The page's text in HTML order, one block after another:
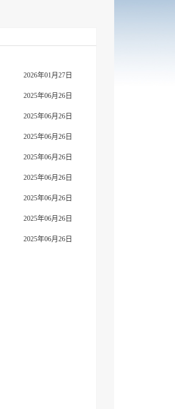
2026年01月27日
2025年06月26日
2025年06月26日
2025年06月26日
2025年06月26日
2025年06月26日
2025年06月26日
2025年06月26日
2025年06月26日